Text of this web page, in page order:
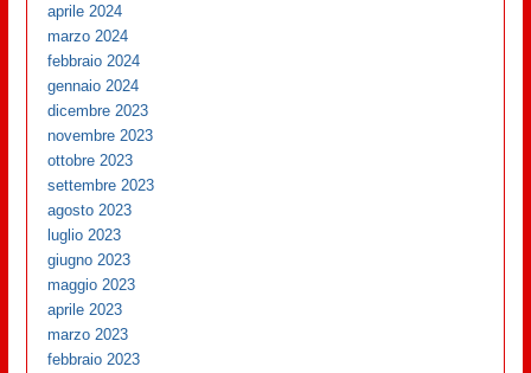
aprile 2024
marzo 2024
febbraio 2024
gennaio 2024
dicembre 2023
novembre 2023
ottobre 2023
settembre 2023
agosto 2023
luglio 2023
giugno 2023
maggio 2023
aprile 2023
marzo 2023
febbraio 2023